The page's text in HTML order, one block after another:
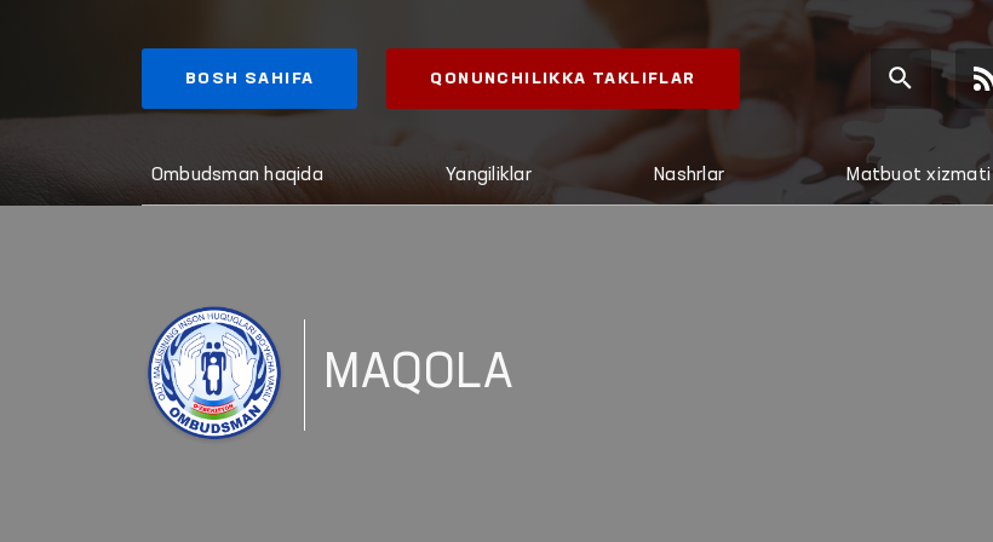
BOSH SAHIFA QONUNCHILIKKA TAKLIFLAR
Ombudsman haqida Yangiliklar Nashrlar Matbuot xizmati
MAQOLA